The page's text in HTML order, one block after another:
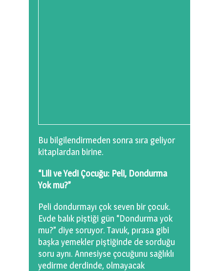
Bu bilgilendirmeden sonra sıra geliyor
kitaplardan birine.
“Lili ve Yedi Çocuğu: Peli, Dondurma
Yok mu?”
Peli dondurmayı çok seven bir çocuk.
Evde balık piştiği gün “Dondurma yok
mu?” diye soruyor. Tavuk, pırasa gibi
başka yemekler piştiğinde de sorduğu
soru aynı. Annesiyse çocuğunu sağlıklı
yedirme derdinde, olmayacak